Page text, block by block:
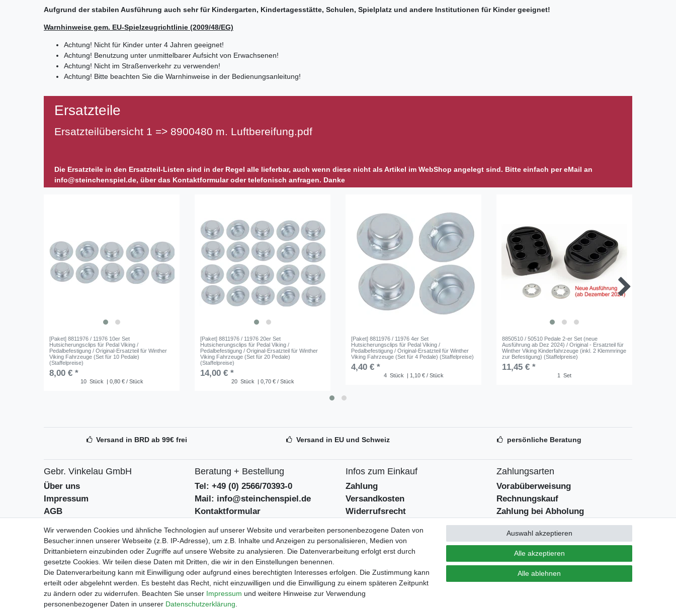
Aufgrund der stabilen Ausführung auch sehr für Kindergarten, Kindertagesstätte, Schulen, Spielplatz und andere Institutionen für Kinder geeignet!
Warnhinweise gem. EU-Spielzeugrichtlinie (2009/48/EG)
Achtung! Nicht für Kinder unter 4 Jahren geeignet!
Achtung! Benutzung unter unmittelbarer Aufsicht von Erwachsenen!
Achtung! Nicht im Straßenverkehr zu verwenden!
Achtung! Bitte beachten Sie die Warnhinweise in der Bedienungsanleitung!
Ersatzteile
Ersatzteilübersicht 1 => 8900480 m. Luftbereifung.pdf
Die Ersatzteile in den Ersatzteil-Listen sind in der Regel alle lieferbar, auch wenn diese nicht als Artikel im WebShop angelegt sind. Bitte einfach per eMail an
info@steinchenspiel.de, über das Kontaktformular oder telefonisch anfragen. Danke
[Paket] 8811976 / 11976 10er Set
Hutsicherungsclips für Pedal Viking /
Pedalbefestigung / Original-Ersatzteil für Winther
Viking Fahrzeuge (Set für 10 Pedale)
(Staffelpreise)
8,00 € *
10 Stück | 0,80 € / Stück
[Paket] 8811976 / 11976 20er Set
Hutsicherungsclips für Pedal Viking /
Pedalbefestigung / Original-Ersatzteil für Winther
Viking Fahrzeuge (Set für 20 Pedale)
(Staffelpreise)
14,00 € *
20 Stück | 0,70 € / Stück
[Paket] 8811976 / 11976 4er Set
Hutsicherungsclips für Pedal Viking /
Pedalbefestigung / Original-Ersatzteil für Winther
Viking Fahrzeuge (Set für 4 Pedale) (Staffelpreise)
4,40 € *
4 Stück | 1,10 € / Stück
8850510 / 50510 Pedale 2-er Set (neue
Ausführung ab Dez 2024) / Original - Ersatzteil für
Winther Viking Kinderfahrzeuge (inkl. 2 Klemmringe
zur Befestigung) (Staffelpreise)
11,45 € *
1 Set
Versand in BRD ab 99€ frei Versand in EU und Schweiz persönliche Beratung
Gebr. Vinkelau GmbH
Über uns
Impressum
AGB
Beratung + Bestellung
Tel: +49 (0) 2566/70393-0
Mail: info@steinchenspiel.de
Kontaktformular
Geschäftszeiten
Mo-Fr 9 - 12:30 und 14 - 18 Uhr
Infos zum Einkauf
Zahlung
Versandkosten
Widerrufsrecht
Verpackungslizenz
Zahlungsarten
Vorabüberweisung
Rechnungskauf
Zahlung bei Abholung
PayPal (inkl. Kreditkarten)
Wir verwenden Cookies und ähnliche Technologien auf unserer Website und verarbeiten personenbezogene Daten von
Besucher:innen unserer Webseite (z.B. IP-Adresse), um z.B. Inhalte und Anzeigen zu personalisieren, Medien von
Drittanbietern einzubinden oder Zugriffe auf unsere Website zu analysieren. Die Datenverarbeitung erfolgt erst durch
gesetzte Cookies. Wir teilen diese Daten mit Dritten, die wir in den Einstellungen benennen.
Die Datenverarbeitung kann mit Einwilligung oder aufgrund eines berechtigten Interesses erfolgen. Die Zustimmung kann
erteilt oder abgelehnt werden. Es besteht das Recht, nicht einzuwilligen und die Einwilligung zu einem späteren Zeitpunkt
zu ändern oder zu widerrufen. Beachten Sie unser Impressum und weitere Hinweise zur Verwendung
personenbezogener Daten in unserer Daten­schutz­erklärung
Alle akzeptieren
Alle ablehnen
Auswahl akzeptieren